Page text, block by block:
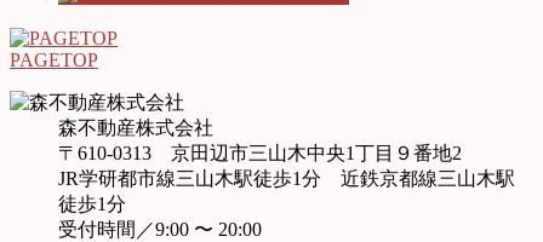
PAGETOP
森不動産株式会社
〒610-0313 京田辺市三山木中央1丁目９番地2
JR学研都市線三山木駅徒歩1分 近鉄京都線三山木駅
徒歩1分
受付時間／9:00 〜 20:00